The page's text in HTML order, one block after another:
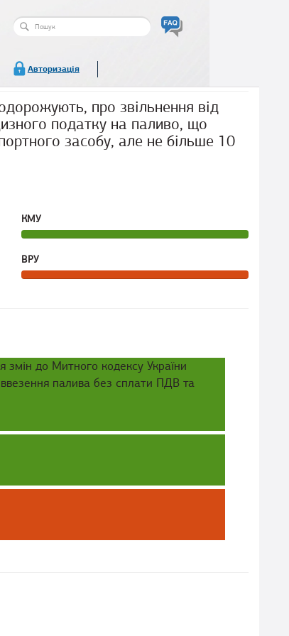
Пошукова
Авторизація
про звільнення від
податку на паливо, що
засобу, але не більше 10
КМУ
ВРУ
змін до Митного кодексу України
палива без сплати ПДВ та